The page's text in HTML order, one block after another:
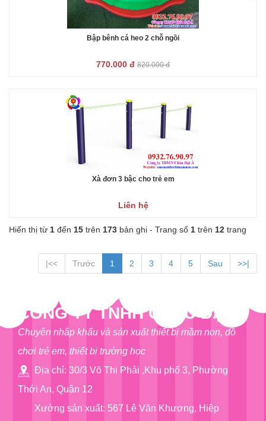
Bập bênh cá heo 2 chỗ ngồi
770.000 đ 820.000 đ
Xà đơn 3 bậc cho trẻ em
Liên hệ
Hiển thị từ 1 đến 15 trên 173 bản ghi - Trang số 1 trên 12 trang
|<< Trước 1 2 3 4 5 Sau >>|
CÔNG TY TNHH CHÂU ĐẠI Á
Chuyên nhập khẩu và sản xuất thiết bị mầm non, đồ
chơi trẻ em, thiết bị trường học
Địa chỉ: 30/3 Võ Thị Phải ,Khu phố 3, Phường
Thới An, Quận 12
Xưởng sản xuất: 567 Lê Văn Khương, Hiệp